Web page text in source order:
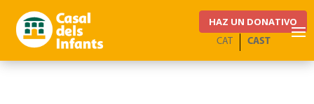
HAZ UN DONATIVO
CAST
CAT